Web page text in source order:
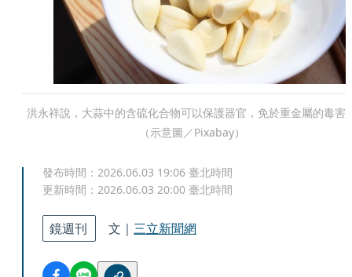
洪永祥說，大蒜中的含硫化合物可以保護器官，免於重金屬的毒害
（示意圖／Pixabay）
發布時間： 2026.06.03 19:06 臺北時間
更新時間： 2026.06.03 20:00 臺北時間
鏡週刊 文｜ 三立新聞網